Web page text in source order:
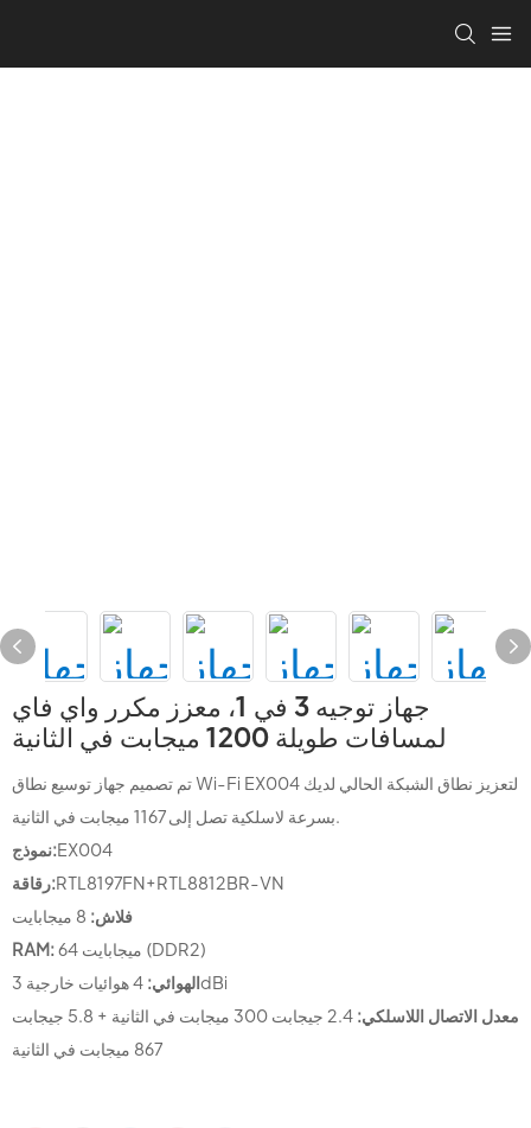
جهاز توجيه 3 في 1، معزز مكرر واي فاي
لمسافات طويلة 1200 ميجابت في الثانية
تم تصميم جهاز توسيع نطاق Wi-Fi EX004 لتعزيز نطاق الشبكة الحالي لديك
بسرعة لاسلكية تصل إلى 1167 ميجابت في الثانية.
نموذج:EX004
رقاقة:RTL8197FN+RTL8812BR-VN
فلاش:
RAM:
64 ميجابايت (DDR2)
الهوائي:4 هوائيات خارجية 3dBi
معدل الاتصال اللاسلكي:
2.4 جيجابت 300 ميجابت في الثانية + 5.8 جيجابت
867 ميجابت في الثانية